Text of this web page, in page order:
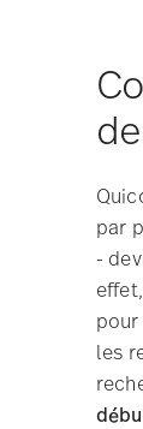
par
-
les